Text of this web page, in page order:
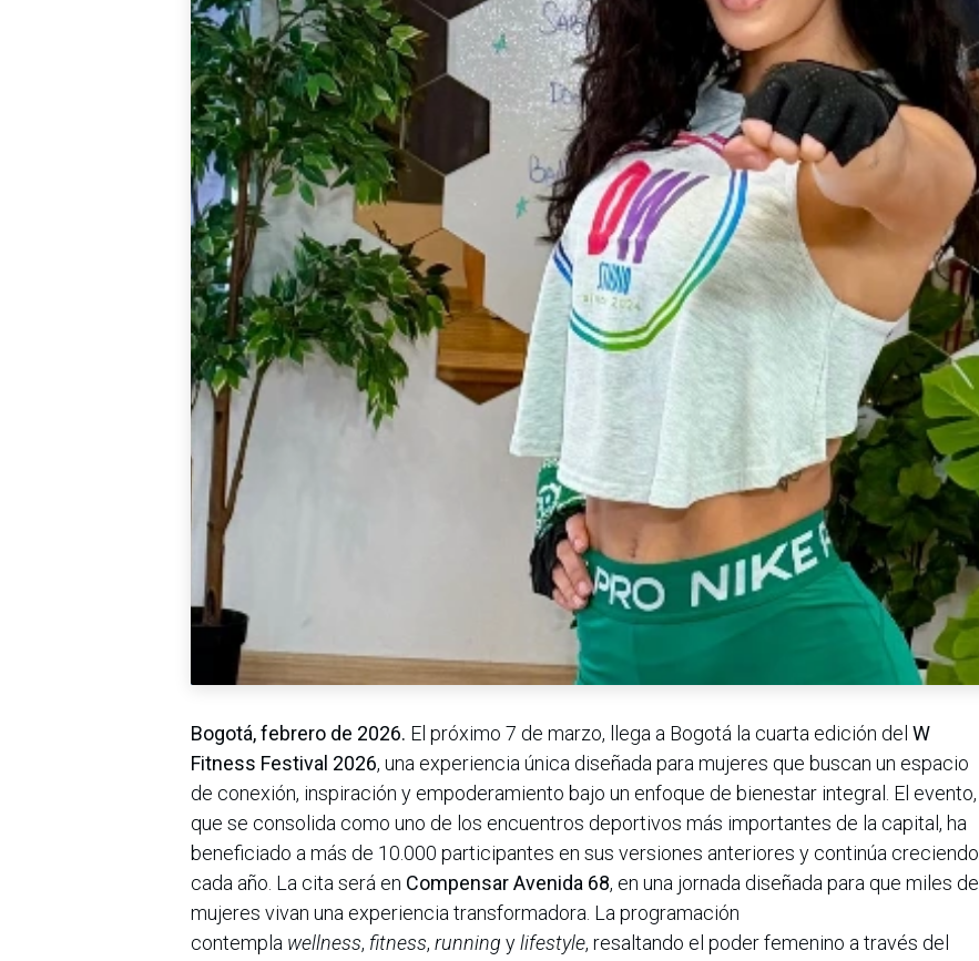
Bogotá, febrero de 2026. El próximo 7 de marzo, llega a Bogotá la cuarta edición del W
Fitness Festival 2026, una experiencia única diseñada para mujeres que buscan un espacio
de conexión, inspiración y empoderamiento bajo un enfoque de bienestar integral. El evento,
que se consolida como uno de los encuentros deportivos más importantes de la capital, ha
beneficiado a más de 10.000 participantes en sus versiones anteriores y continúa creciendo
cada año. La cita será en Compensar Avenida 68, en una jornada diseñada para que miles de
mujeres vivan una experiencia transformadora. La programación
contempla wellness, fitness, running ylifestyle, resaltando el poder femenino a través del